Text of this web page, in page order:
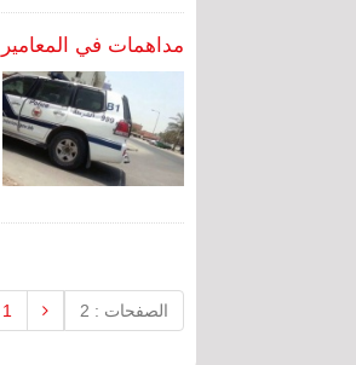
مداهمات في
الصفحات : 2 1